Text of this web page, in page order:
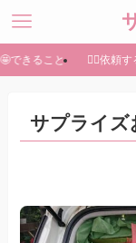
🤩できること 🏃‍♀️依頼す
サプライズ